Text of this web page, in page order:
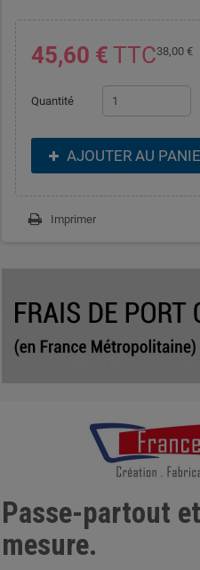
45,60 € TTC38,00 €
Quantité
AJOUTER AU
Imprimer
Passe-partout
mesure.